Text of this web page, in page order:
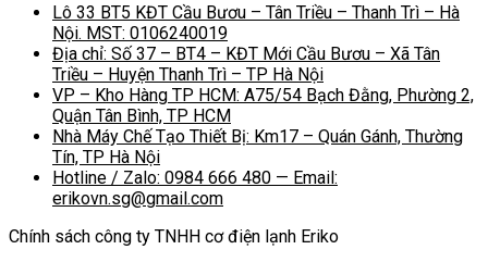
Lô 33 BT5 KĐT Cầu Bươu – Tân Triều – Thanh Trì – Hà
Nội. MST: 0106240019
Địa chỉ: Số 37 – BT4 – KĐT Mới Cầu Bươu – Xã Tân
Triều – Huyện Thanh Trì – TP Hà Nội
VP – Kho Hàng TP HCM: A75/54 Bạch Đằng, Phường 2,
Quận Tân Bình, TP HCM
Nhà Máy Chế Tạo Thiết Bị: Km17 – Quán Gánh, Thường
Tín, TP Hà Nội
Hotline / Zalo: 0984 666 480 — Email:
erikovn.sg@gmail.com
Chính sách công ty TNHH cơ điện lạnh Eriko